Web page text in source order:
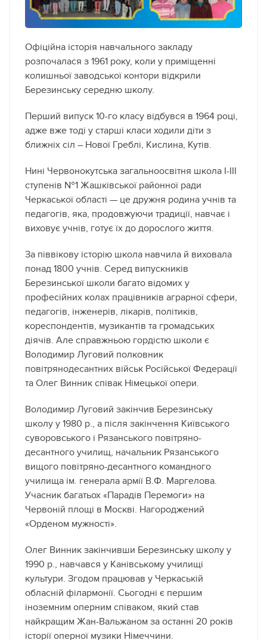
Офіційна історія навчального закладу
розпочалася з 1961 року, коли у приміщенні
колишньої заводської контори відкрили
Березинську середню школу.
Перший випуск 10-го класу відбувся в 1964 році,
адже вже тоді у старші класи ходили діти з
ближніх сіл – Нової Греблі, Кислина, Кутів.
Нині Червонокутська загальноосвітня школа І-ІІІ
ступенів №1 Жашківської районної ради
Черкаської області — це дружня родина учнів та
педагогів, яка, продовжуючи традиції, навчає і
виховує учнів, готує їх до дорослого життя.
За піввікову історію школа навчила й виховала
понад 1800 учнів. Серед випускників
Березинської школи багато відомих у
професійних колах працівників аграрної сфери,
педагогів, інженерів, лікарів, політиків,
кореспондентів, музикантів та громадських
діячів. Але справжньою гордістю школи є
Володимир Луговий полковник
повітрянодесантних військ Російської Федерації
та Олег Винник співак Німецької опери.
Володимир Луговий закінчив Березинську
школу у 1980 р., а після закінчення Київського
суворовського і Рязанського повітряно-
десантного училищ, начальник Рязанського
вищого повітряно-десантного командного
училища ім. генерала армії В.Ф. Маргелова.
Учасник багатьох «Парадів Перемоги» на
Червоній площі в Москві. Нагороджений
«Орденом мужності».
Олег Винник закінчивши Березинську школу у
1990 р., навчався у Канівському училищі
культури. Згодом працював у Черкаській
обласній філармонії. Сьогодні є першим
іноземним оперним співаком, який став
найкращим Жан-Вальжаном за останні 20 років
історії оперної музики Німеччини.